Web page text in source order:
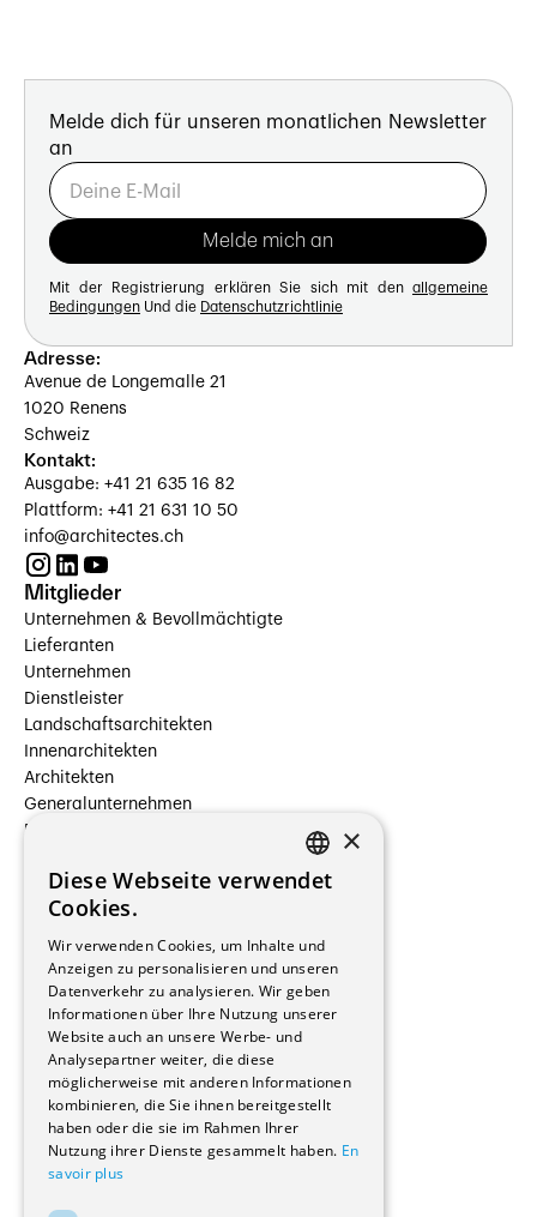
Melde dich für unseren monatlichen Newsletter
an
Mit der Registrierung erklären Sie sich mit den allgemeine
Bedingungen Und die Datenschutzrichtlinie
Adresse:
Avenue de Longemalle 21
1020 Renens
Schweiz
Kontakt:
Ausgabe: +41 21 635 16 82
Plattform: +41 21 631 10 50
info@architectes.ch
Mitglieder
Unternehmen & Bevollmächtigte
Lieferanten
Unternehmen
Dienstleister
Landschaftsarchitekten
Innenarchitekten
Architekten
Generalunternehmen
Beauftragte Unternehmen
Hersteller/Lieferanten
Bauherrschaften
Immobilienverwaltungsgesellschaften
Stockwerkeigentum
Reportagen
Wohnungen
Renovierungen
Innere Umbauten
Gastgewerbe und Tourismus
Verwaltungsgebäude und Geschäfte
Schuleinrichtungen
Medizinische Einrichtungen
FRENCH
×
Diese Webseite verwendet
Cookies.
Wir verwenden Cookies, um Inhalte und
Anzeigen zu personalisieren und unseren
Datenverkehr zu analysieren. Wir geben
Informationen über Ihre Nutzung unserer
Website auch an unsere Werbe- und
Analysepartner weiter, die diese
möglicherweise mit anderen Informationen
kombinieren, die Sie ihnen bereitgestellt
haben oder die sie im Rahmen Ihrer
Nutzung ihrer Dienste gesammelt haben. En
savoir plus